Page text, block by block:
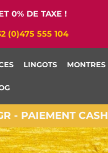
0% DE TAXE !
(0)475 555 104
LINGOTS MONTRES
- PAIEMENT CASH